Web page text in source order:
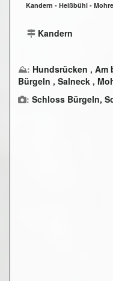
Kandern - Heißbühl -
Kandern
⛰: Hundsrücken , Am
Bürgeln , Salneck ,
: Schloss Bürgeln,